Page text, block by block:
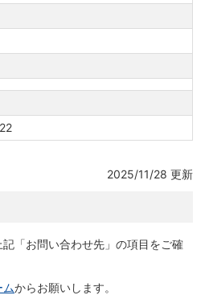
2025/11/28 更新
「お問い合わせ先」の項目をご確
ムからお願いします。